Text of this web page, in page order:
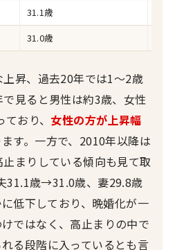
31.1歳
31.0歳
昇、過去20年では1〜2歳
見ると男性は約3歳、女性
おり、 女性の方が上昇幅
す。一方で、2010年以降は
まりしている傾向も見て取
31.1歳→31.0歳、妻29.8歳
低下しており、晩婚化が一
ではなく、高止まりの中で
る段階に入っているとも言